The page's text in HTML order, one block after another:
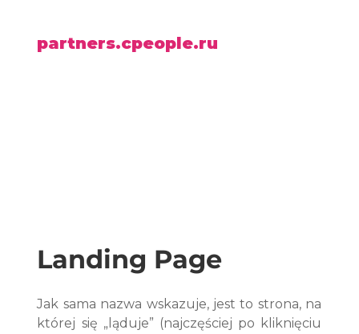
partners.cpeople.ru
Landing Page
Jak sama nazwa wskazuje, jest to strona, na
której się „ląduje” (najczęściej po kliknięciu